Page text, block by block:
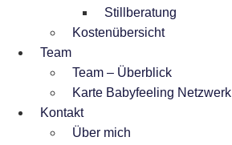
Stillberatung
Kostenübersicht
Team
Team – Überblick
Karte Babyfeeling Netzwerk
Kontakt
Über mich